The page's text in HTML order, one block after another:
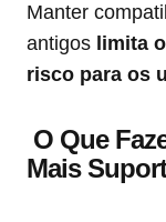
Manter
antigos limita
risco para os
O Que
Mais